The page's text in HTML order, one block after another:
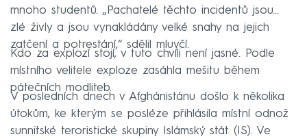
mnoho studentů. „Pachatelé těchto incidentů jsou...
zlé živly a jsou vynakládány velké snahy na jejich
zatčení a potrestání,“ sdělil mluvčí.
Kdo za explozí stojí, v tuto chvíli není jasné. Podle
místního velitele exploze zasáhla mešitu během
pátečních modliteb.
V posledních dnech v Afghánistánu došlo k několika
útokům, ke kterým se posléze přihlásila místní odnož
sunnitské teroristické skupiny Islámský stát (IS). Ve